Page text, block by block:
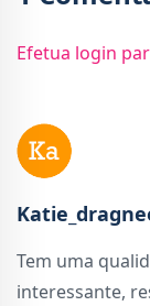
Efetua login
Tem uma
interessante,